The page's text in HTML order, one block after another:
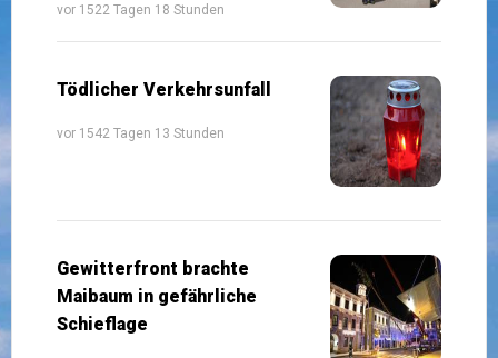
vor 1522 Tagen 18 Stunden
Tödlicher Verkehrsunfall
vor 1542 Tagen 13 Stunden
Gewitterfront brachte
Maibaum in gefährliche
Schieflage